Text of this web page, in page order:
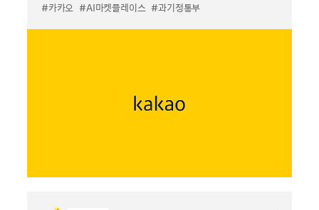
#카카오 #AI마켓플레이스 #과기정통부